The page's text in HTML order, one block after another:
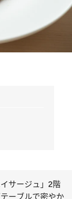
サージュ」2階
ーブルで密やか